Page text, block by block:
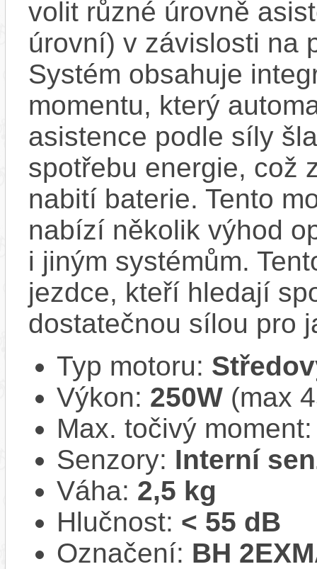
volit různé úrovně
úrovní) v závislosti na
Systém obsahuje
momentu, který
asistence podle síly
spotřebu energie, což
nabití baterie. Tento
nabízí několik výhod
i jiným systémům.
jezdce, kteří hledají
dostatečnou sílou pro
Typ motoru:
Výkon: 250W (max
Max. točivý
Senzory: Interní
Váha: 2,5 kg
Hlučnost: < 55 dB
Označení: BH